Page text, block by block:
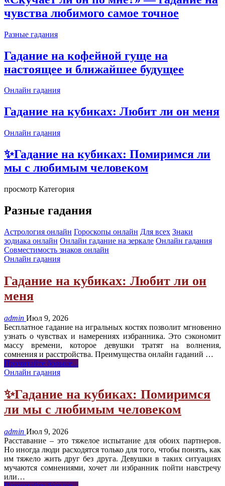
чувства любимого самое точное
Разные гадания
Гадание на кофейной гуще на
настоящее и ближайшее будущее
Онлайн гадания
Гадание на кубиках: Любит ли он меня
Онлайн гадания
✨Гадание на кубиках: Помиримся ли
мы с любимым человеком
просмотр Категория
Разные гадания
Астрология онлайн Гороскопы онлайн Для всех Знаки
зодиака онлайн Онлайн гадание на зеркале Онлайн гадания
Совместимость знаков онлайн
Онлайн гадания
Гадание на кубиках: Любит ли он
меня
admin Июл 9, 2026
Бесплатное гадание на игральных костях позволит мгновенно
узнать о чувствах и намерениях избранника. Это сэкономит
массу времени, которое девушки тратят на волнения,
сомнения и расстройства. Преимущества онлайн гаданий …
Прочитайте больше...
Онлайн гадания
✨Гадание на кубиках: Помиримся
ли мы с любимым человеком
admin Июл 9, 2026
Расставание – это тяжелое испытание для обоих партнеров.
Но иногда люди расходятся только для того, чтобы понять, как
им тяжело жить друг без друга. Девушки в таких ситуациях
мучаются сомнениями, хочет ли избранник пойти навстречу
или…